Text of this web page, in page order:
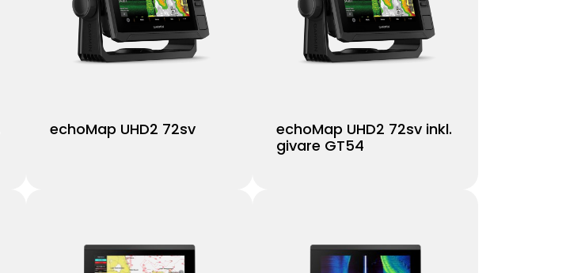
echoMap UHD2 72sv
echoMap UHD2 72sv inkl.
givare GT54